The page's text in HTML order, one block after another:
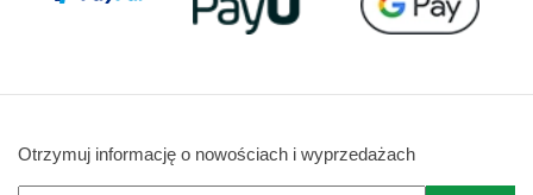
Otrzymuj informację o nowościach i wyprzedażach